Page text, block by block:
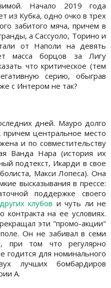
Начало 2019 года
из Кубка, одно очко в трех
забитого мяча, причем в
а Сассуоло, Торино и
от Наполи на девять
масса борцов за Лигу
что критическое (тем
серию, обыграв
с Интером не так?
дней. Мауро долго
причем центральное место
и по совместительству
Ванда Нара (история их
подтекст, Икарди в свое
Макси Лопеса). Она
высказывания в прессе:
поддержке своего
клубов и чуть ли не
контракта на ее условиях.
эти "промо-акции"
Он не забивал в семи
при том что регулярно
годится для номинального
лучших бомбардиров
А.